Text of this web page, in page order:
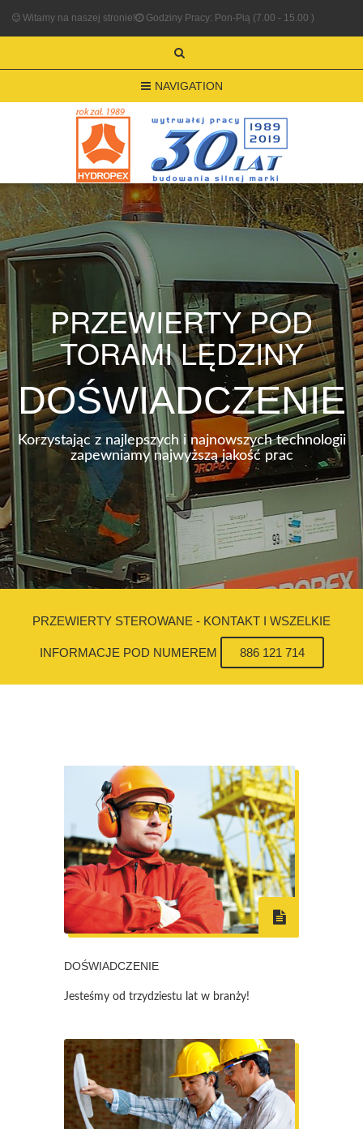
Witamy na naszej stronie! Godziny Pracy: Pon-Pią (7.00 - 15.00 )
NAVIGATION
PRZEWIERTY POD
TORAMI LĘDZINY
DOŚWIADCZENIE
Korzystając z najlepszych i najnowszych technologii
zapewniamy najwyższą jakość prac
PRZEWIERTY STEROWANE - KONTAKT I WSZELKIE
INFORMACJE POD NUMEREM 886 121 714
DOŚWIADCZENIE
Jesteśmy od trzydziestu lat w branży!